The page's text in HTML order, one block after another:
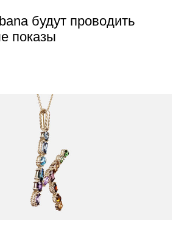
будут проводить
показы